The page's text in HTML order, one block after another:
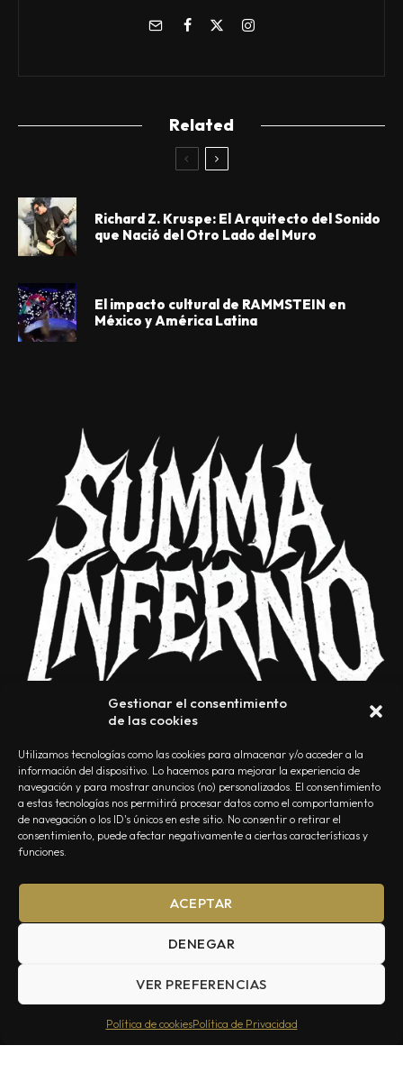
Gestionar el consentimiento
de las cookies
Utilizamos tecnologías como las cookies para almacenar y/o acceder a la
información del dispositivo. Lo hacemos para mejorar la experiencia de
navegación y para mostrar anuncios (no) personalizados. El consentimiento
a estas tecnologías nos permitirá procesar datos como el comportamiento
de navegación o los ID's únicos en este sitio. No consentir o retirar el
consentimiento, puede afectar negativamente a ciertas características y
funciones.
ACEPTAR
DENEGAR
VER PREFERENCIAS
Política de cookiesPolítica de Privacidad
Related
Richard Z. Kruspe: El Arquitecto del Sonido
que Nació del Otro Lado del Muro
El impacto cultural de RAMMSTEIN en
México y América Latina
NOSOTROS CONTACTO EDITORIAL POLÍTICA DE PRIVACIDAD
Summa Inferno — Todos los Derechos Reservados © 2026